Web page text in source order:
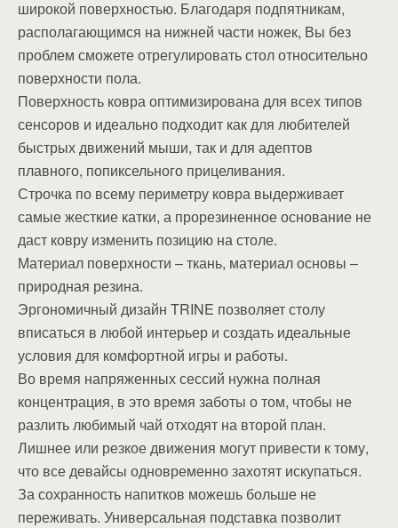
широкой поверхностью. Благодаря подпятникам,
располагающимся на нижней части ножек, Вы без
проблем сможете отрегулировать стол относительно
поверхности пола.
Поверхность ковра оптимизирована для всех типов
сенсоров и идеально подходит как для любителей
быстрых движений мыши, так и для адептов
плавного, попиксельного прицеливания.
Строчка по всему периметру ковра выдерживает
самые жесткие катки, а прорезиненное основание не
даст ковру изменить позицию на столе.
Материал поверхности – ткань, материал основы –
природная резина.
Эргономичный дизайн TRINE позволяет столу
вписаться в любой интерьер и создать идеальные
условия для комфортной игры и работы.
Во время напряженных сессий нужна полная
концентрация, в это время заботы о том, чтобы не
разлить любимый чай отходят на второй план.
Лишнее или резкое движения могут привести к тому,
что все девайсы одновременно захотят искупаться.
За сохранность напитков можешь больше не
переживать. Универсальная подставка позволит